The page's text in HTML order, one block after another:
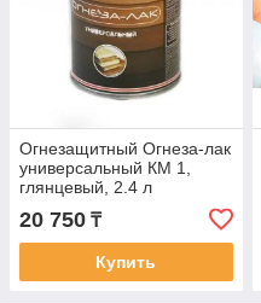
Огнезащитный Огнеза-лак
универсальный КМ 1,
глянцевый, 2.4 л
20 750 ₸
Купить